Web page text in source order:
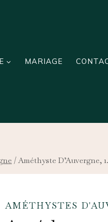
MARIAGE
/ Améthyste D’Auvergne,
AMÉTHYSTES